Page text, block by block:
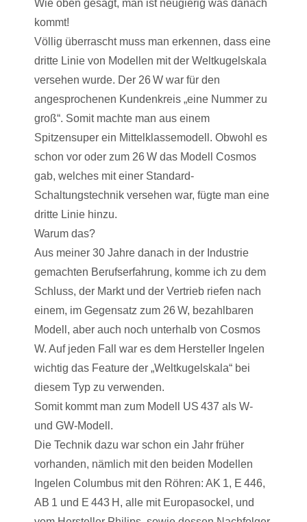
Wie oben gesagt, man ist neugierig was danach
kommt!
Völlig überrascht muss man erkennen, dass eine
dritte Linie von Modellen mit der Weltkugelskala
versehen wurde. Der 26 W war für den
angesprochenen Kundenkreis „eine Nummer zu
groß“. Somit machte man aus einem
Spitzensuper ein Mittelklassemodell. Obwohl es
schon vor oder zum 26 W das Modell Cosmos
gab, welches mit einer Standard-
Schaltungstechnik versehen war, fügte man eine
dritte Linie hinzu.
Warum das?
Aus meiner 30 Jahre danach in der Industrie
gemachten Berufserfahrung, komme ich zu dem
Schluss, der Markt und der Vertrieb riefen nach
einem, im Gegensatz zum 26 W, bezahlbaren
Modell, aber auch noch unterhalb von Cosmos
W. Auf jeden Fall war es dem Hersteller Ingelen
wichtig das Feature der „Weltkugelskala“ bei
diesem Typ zu verwenden.
Somit kommt man zum Modell US 437 als W-
und GW-Modell.
Die Technik dazu war schon ein Jahr früher
vorhanden, nämlich mit den beiden Modellen
Ingelen Columbus mit den Röhren: AK 1, E 446,
AB 1 und E 443 H, alle mit Europasockel, und